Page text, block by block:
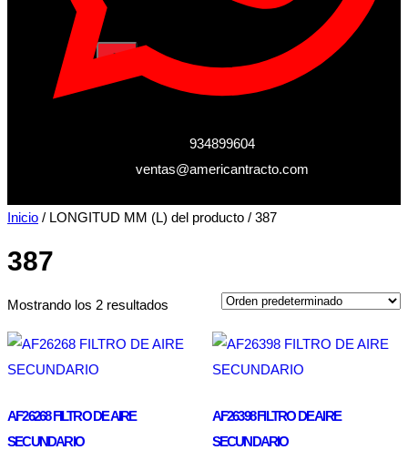
X
934899604
ventas@americantracto.com
Inicio / LONGITUD MM (L) del producto / 387
387
Mostrando los 2 resultados
AF26268 FILTRO DE AIRE
SECUNDARIO
AF26398 FILTRO DE AIRE
SECUNDARIO